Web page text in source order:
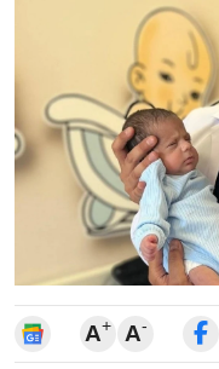
A+ A-